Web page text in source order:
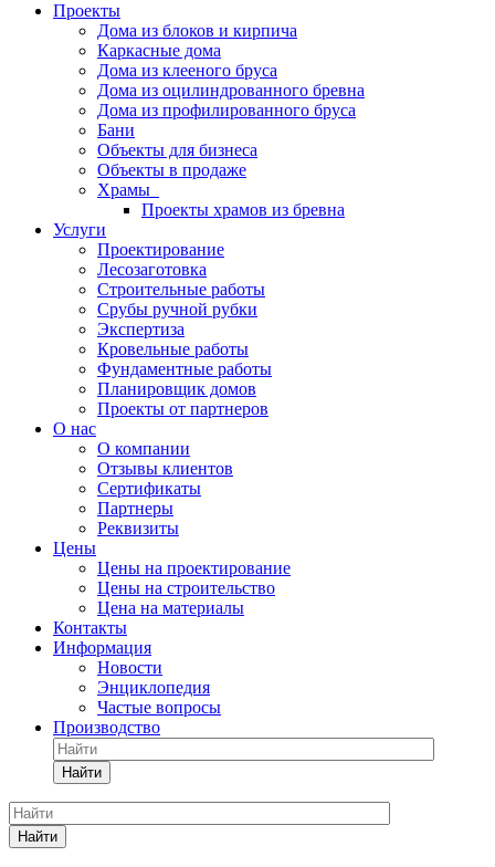
Проекты
Дома из блоков и кирпича
Каркасные дома
Дома из клееного бруса
Дома из оцилиндрованного бревна
Дома из профилированного бруса
Бани
Объекты для бизнеса
Объекты в продаже
Храмы
Проекты храмов из бревна
Услуги
Проектирование
Лесозаготовка
Строительные работы
Срубы ручной рубки
Экспертиза
Кровельные работы
Фундаментные работы
Планировщик домов
Проекты от партнеров
О нас
О компании
Отзывы клиентов
Сертификаты
Партнеры
Реквизиты
Цены
Цены на проектирование
Цены на строительство
Цена на материалы
Контакты
Информация
Новости
Энциклопедия
Частые вопросы
Производство
Найти
Найти